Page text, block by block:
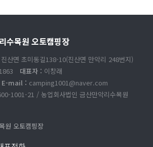
수목원 오토캠핑장
산면 초미동길138-10(진산면 만악리 248번지)
대표자 : 이창래
E-mail : camping1001@naver.com
1001-21 / 농업회사법인 금산만악리수목원
원 오토캠핑장